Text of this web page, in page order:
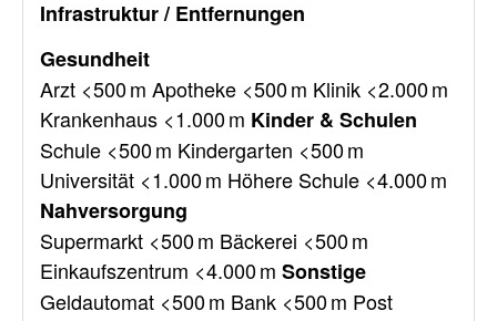
Infrastruktur / Entfernungen
Gesundheit
Arzt <500 m Apotheke <500 m Klinik <2.000 m
Krankenhaus <1.000 m Kinder & Schulen
Schule <500 m Kindergarten <500 m
Universität <1.000 m Höhere Schule <4.000 m
Nahversorgung
Supermarkt <500 m Bäckerei <500 m
Einkaufszentrum <4.000 m Sonstige
Geldautomat <500 m Bank <500 m Post